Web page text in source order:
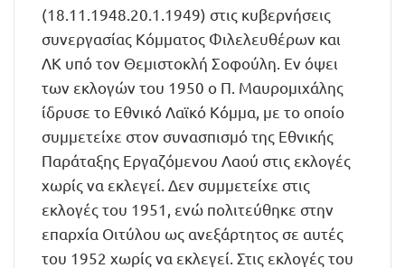
(18.11.1948.20.1.1949) στις κυβερνήσεις
συνεργασίας Κόμματος Φιλελευθέρων και
ΛΚ υπό τον Θεμιστοκλή Σοφούλη. Εν όψει
των εκλογών του 1950 ο Π. Μαυρομιχάλης
ίδρυσε το Εθνικό Λαϊκό Κόμμα, με το οποίο
συμμετείχε στον συνασπισμό της Εθνικής
Παράταξης Εργαζόμενου Λαού στις εκλογές
χωρίς να εκλεγεί. Δεν συμμετείχε στις
εκλογές του 1951, ενώ πολιτεύθηκε στην
επαρχία Οιτύλου ως ανεξάρτητος σε αυτές
του 1952 χωρίς να εκλεγεί. Στις εκλογές του